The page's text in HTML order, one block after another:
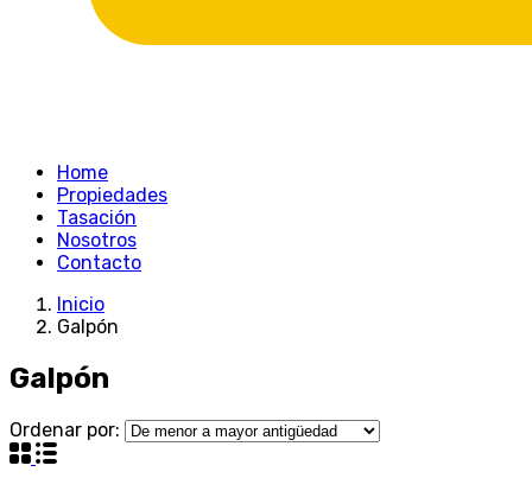
Home
Propiedades
Tasación
Nosotros
Contacto
Inicio
Galpón
Galpón
Ordenar por: